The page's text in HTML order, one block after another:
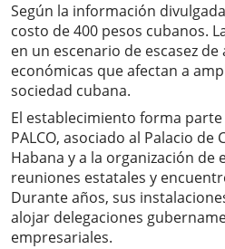
Según la información
costo de 400 pesos cubanos.
en un escenario de escasez
económicas que afectan a
sociedad cubana.
El establecimiento forma
PALCO, asociado al Palacio de
Habana y a la organización de
reuniones estatales y
Durante años, sus
alojar delegaciones
empresariales.